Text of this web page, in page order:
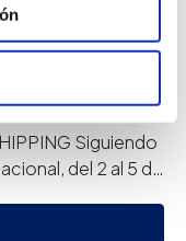
Siguiendo
del 2 al 5 de